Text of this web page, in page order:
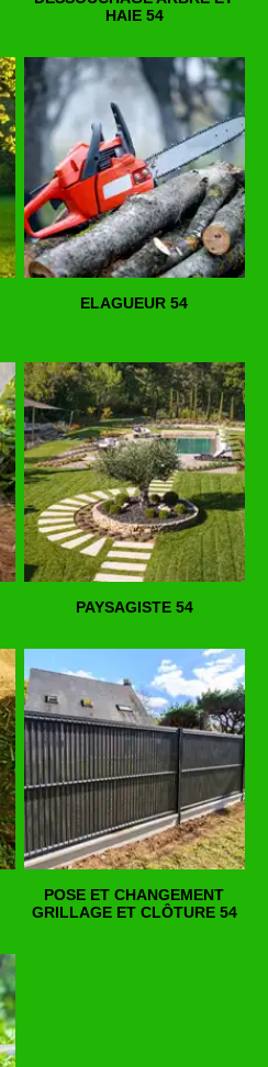
HAIE 54
ELAGUEUR 54
PAYSAGISTE 54
POSE ET CHANGEMENT
GRILLAGE ET CLÔTURE 54